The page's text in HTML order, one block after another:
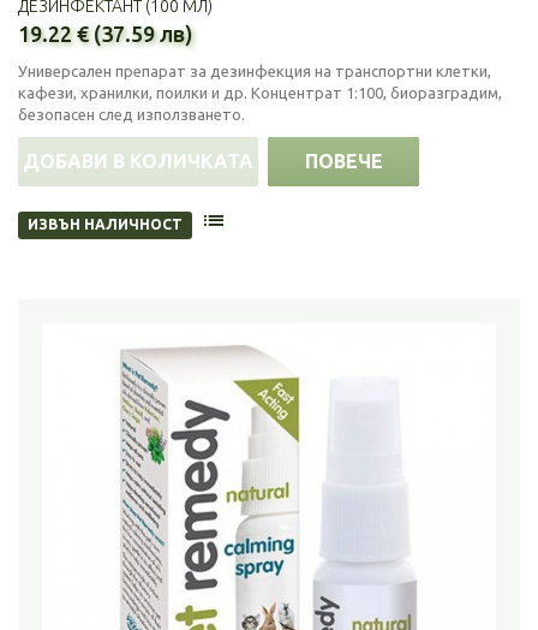
ДЕЗИНФЕКТАНТ (100 МЛ)
19.22 € (37.59 лв)
Универсален препарат за дезинфекция на транспортни клетки,
кафези, хранилки, поилки и др. Концентрат 1:100, биоразградим,
безопасен след използването.
ДОБАВИ В КОЛИЧКАТА ПОВЕЧЕ
ИЗВЪН НАЛИЧНОСТ